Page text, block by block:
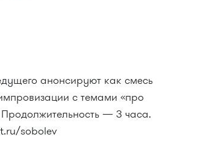
анонсируют как смесь
с темами «про
— 3 часа.
sobolev